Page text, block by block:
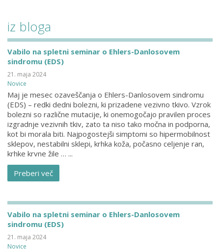
iz bloga
Vabilo na spletni seminar o Ehlers-Danlosovem
sindromu (EDS)
21. maja 2024
Novice
Maj je mesec ozaveščanja o Ehlers-Danlosovem sindromu
(EDS) – redki dedni bolezni, ki prizadene vezivno tkivo. Vzrok
bolezni so različne mutacije, ki onemogočajo pravilen proces
izgradnje vezivnih tkiv, zato ta niso tako močna in podporna,
kot bi morala biti. Najpogostejši simptomi so hipermobilnost
sklepov, nestabilni sklepi, krhka koža, počasno celjenje ran,
krhke krvne žile … ...
Preberi več
Vabilo na spletni seminar o Ehlers-Danlosovem
sindromu (EDS)
21. maja 2024
Novice